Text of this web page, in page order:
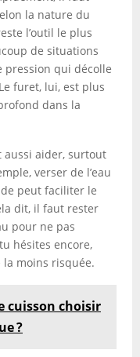
la nature du
l’outil le plus
de situations
pression qui décolle
furet, lui, est plus
dans la
aussi aider, surtout
verser de l’eau
peut faciliter le
dit, il faut rester
pour ne pas
hésites encore,
moins risquée.
cuisson choisir
?